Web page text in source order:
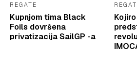
REGATE
Kupnjom tima Black
Foils dovršena
privatizacija SailGP -a